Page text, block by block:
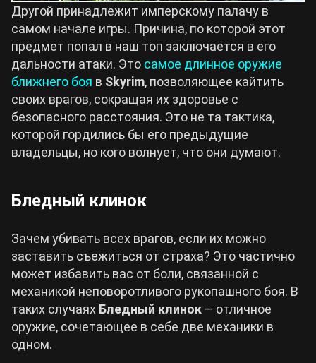
Другой принадлежит имперскому палачу в
самом начале игры. Причина, по которой этот
предмет попал в наш топ заключается в его
дальности атаки. Это самое длинное оружие
ближнего боя в Skyrim, позволяющее кайтить
своих врагов, сокращая их здоровье с
безопасного расстояния. Это не та тактика,
которой гордились бы его предыдущие
владельцы, но кого волнует, что они думают.
Бледный клинок
Зачем убивать всех врагов, если их можно
заставить съежиться от страха? Это частично
может избавить вас от боли, связанной с
механикой неповоротливого рукопашного боя. В
таких случаях Бледный клинок – отличное
оружие, сочетающее в себе две механики в
одном.